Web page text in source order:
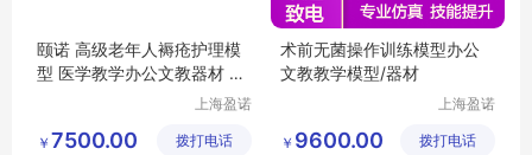
颐诺 高级老年人褥疮护理模
型 医学教学办公文教器材 压
上海盈诺
公司
￥ 7500.00 拨打电话
术前无菌操作训练模型办公
文教教学模型/器材
上海盈诺
公司
￥ 9600.00 拨打电话